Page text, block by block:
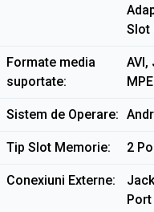
Slot
Formate media
suportate
AVI,
Sistem de Operare
Tip Slot Memorie 2
Conexiuni Externe